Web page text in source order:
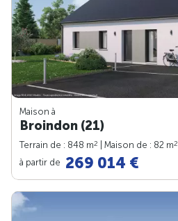
Maison à
Broindon (21)
Terrain de : 848 m2 | Maison de : 82 m2
à partir de 269 014 €